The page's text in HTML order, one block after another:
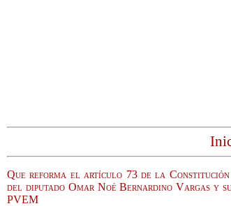
Que reforma el artículo 73 de la
del diputado Omar Noé Bernardino Vargas y
PVEM